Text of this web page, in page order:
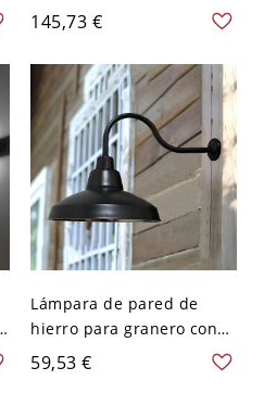
en negro, aplique
metálico para espejo con
pantalla para baño o
tocador, 110V-120V
145,73 €
Lámpara de pared de
hierro para granero con
pantalla vintage, 1
bombilla, aplique exterior
59,53 €